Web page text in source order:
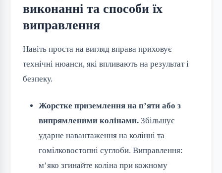
виконанні та способи їх
виправлення
Навіть проста на вигляд вправа приховує
технічні нюанси, які впливають на результат і
безпеку.
Жорстке приземлення на п’яти або з
випрямленими колінами. Збільшує
ударне навантаження на колінні та
гомілковостопні суглоби. Виправлення:
м’яко згинайте коліна при кожному